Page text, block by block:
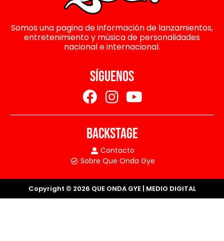
Somos una pagina de información de lanzamientos,
entretenimiento y música de personalidades
nacional e internacional.
SÍGUENOS
BACKSTAGE
Contacto
Sobre Que Onda Gye
Copyright © 2026 QUE ONDA GYE | MEDIO DIGITAL